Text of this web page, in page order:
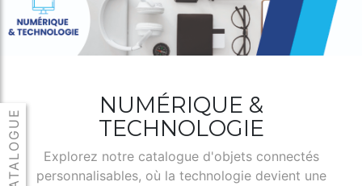
NUMÉRIQUE &
TECHNOLOGIE
Explorez notre catalogue d'objets connectés
personnalisables, où la technologie devient une